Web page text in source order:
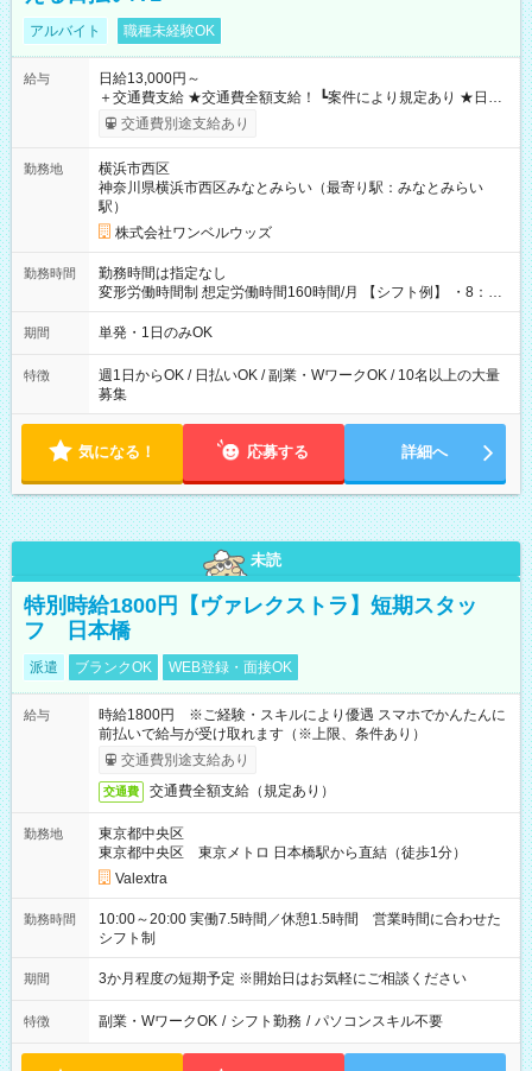
アルバイト 職種未経験OK
給与
日給13,000円～
＋交通費支給 ★交通費全額支給！ ┗案件により規定あり ★日払
いOK！（規定あり） ┗働いたその日に現金GET♪ お仕事後はコ
ンビニATMから 日払い分を引き落とせます！ 【試用期間】試
交通費別途支給あり
勤務地
横浜市西区
神奈川県横浜市西区みなとみらい（最寄り駅：みなとみらい
駅）
株式会社ワンベルウッズ
勤務時間
勤務時間は指定なし
変形労働時間制 想定労働時間160時間/月 【シフト例】 ・8：00
～21：00
期間 単発・1日のみOK
特徴
週1日からOK / 日払いOK / 副業・WワークOK / 10名以上の大量
募集
気になる！ 応募する 詳細へ
未読
特別時給1800円【ヴァレクストラ】短期スタッ
フ 日本橋
派遣 ブランクOK WEB登録・面接OK
給与
時給1800円 ※ご経験・スキルにより優遇 スマホでかんたんに
前払いで給与が受け取れます（※上限、条件あり）
交通費別途支給あり
交通費 交通費全額支給（規定あり）
勤務地
東京都中央区
東京都中央区 東京メトロ 日本橋駅から直結（徒歩1分）
Valextra
勤務時間
10:00～20:00 実働7.5時間／休憩1.5時間 営業時間に合わせた
シフト制
期間 3か月程度の短期予定 ※開始日はお気軽にご相談ください
特徴 副業・WワークOK / シフト勤務 / パソコンスキル不要